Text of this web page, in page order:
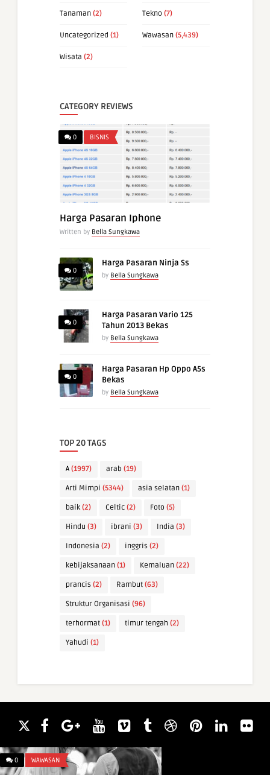
Tanaman (2) Tekno (7)
Uncategorized (1) Wawasan (5,439)
Wisata (2)
CATEGORY REVIEWS
0 BISNIS
Harga Pasaran Iphone
Written by Bella Sungkawa
0
Harga Pasaran Ninja Ss
by Bella Sungkawa
0
Harga Pasaran Vario 125
Tahun 2013 Bekas
by Bella Sungkawa
0
Harga Pasaran Hp Oppo A5s
Bekas
by Bella Sungkawa
TOP 20 TAGS
A (1997) arab (19)
Arti Mimpi (5344) asia selatan (1)
baik (2) Celtic (2) Foto (5)
Hindu (3) ibrani (3) India (3)
Indonesia (2) inggris (2)
kebijaksanaan (1) Kemaluan (22)
prancis (2) Rambut (63)
Struktur Organisasi (96)
terhormat (1) timur tengah (2)
Yahudi (1)
0 WAWASAN